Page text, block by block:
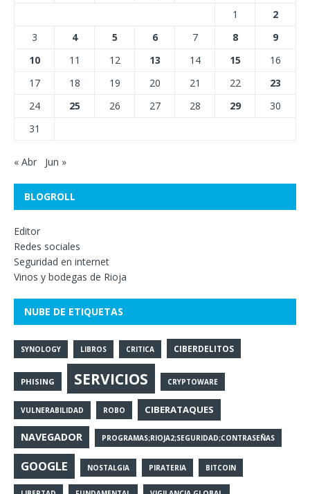
1
2
3
4 5 6 7 8
9
10
11 12 13 14 15
16
17
18 19 20 21 22
23
24
25 26 27 28 29
30
31
« Abr Jun »
BLOGROLL
Editor
Redes sociales
Seguridad en internet
Vinos y bodegas de Rioja
NUBE DE ETIQUETAS
SYNOLOGY LIBROS CRITICA CIBERDELITOS
PHISING SERVICIOS CRYPTOWARE
VULNERABILIDAD ROBO CIBERATAQUES
NAVEGADOR PROGRAMAS;RIOJA2;SEGURIDAD;CONTRASEÑAS
GOOGLE NOSTALGIA PIRATERIA BITCOIN